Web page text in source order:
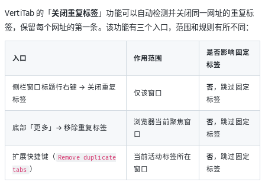
VertiTab 的「关闭重复标签」功能可以自动检测并关闭同一网址的重复标
签，保留每个网址的第一条。该功能有三个入口，范围和规则有所不同：
入口 作用范围
是否影响固定
标签
侧栏窗口标题行右键 → 关闭重复
标签
仅该窗口
否 ，跳过固定
标签
底部「更多」→ 移除重复标签
浏览器当前聚焦窗
口
否 ，跳过固定
标签
扩展快捷键（ Remove duplicate
tabs ）
当前活动标签所在
窗口
否 ，跳过固定
标签